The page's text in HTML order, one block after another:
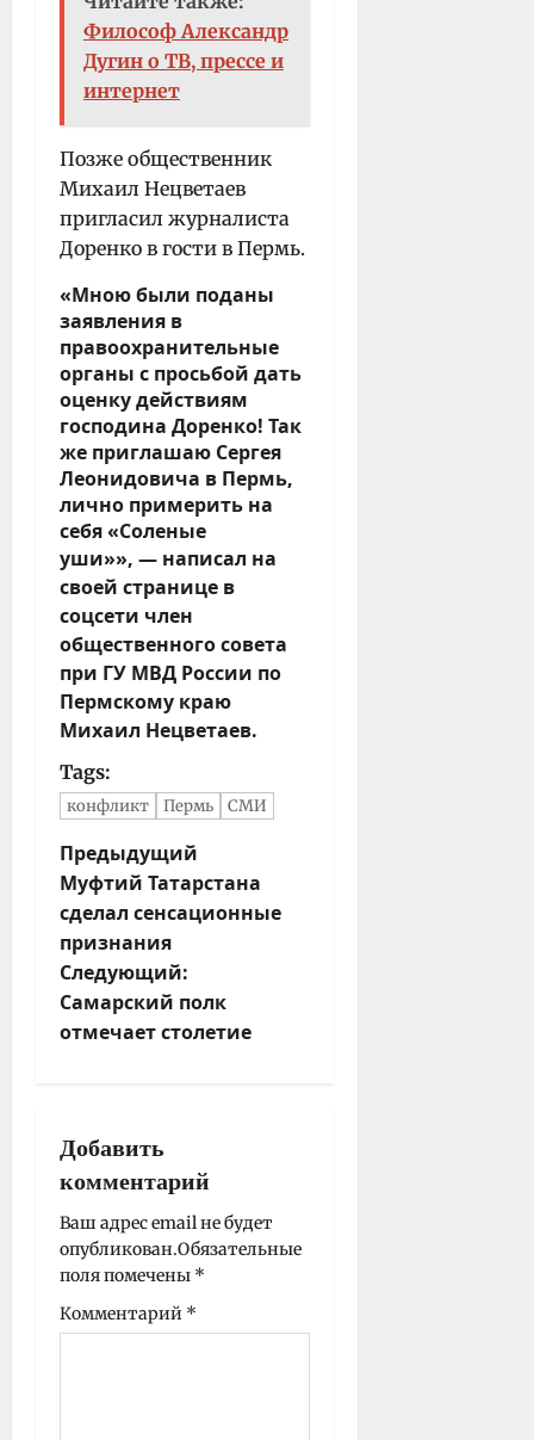
Философ Александр
Дугин о ТВ, прессе и
интернет
Позже общественник
Михаил Нецветаев
пригласил журналиста
Доренко в гости в Пермь.
«Мною были поданы
заявления в
правоохранительные
органы с просьбой дать
оценку действиям
господина Доренко! Так
же приглашаю Сергея
Леонидовича в Пермь,
лично примерить на
себя «Соленые
уши»», — написал на
своей странице в
соцсети член
общественного совета
при ГУ МВД России по
Пермскому краю
Михаил Нецветаев.
Tags:
конфликт Пермь СМИ
Н
а
в
и
г
а
ц
а
п
и
с
и
Предыдущий
Муфтий Татарстана
сделал сенсационные
признания
Следующий:
Самарский полк
отмечает столетие
Добавить
комментарий
Ваш адрес email не будет
опубликован.Обязательные
поля помечены *
Комментарий *